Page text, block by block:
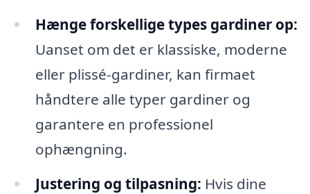
Hænge forskellige types gardiner op:
Uanset om det er klassiske, moderne
eller plissé-gardiner, kan firmaet
håndtere alle typer gardiner og
garantere en professionel
ophængning.
Justering og tilpasning: Hvis dine